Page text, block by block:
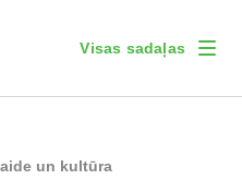
Visas sadaļas
un kultūra